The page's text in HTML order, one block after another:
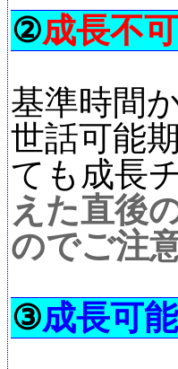
②成長不
基準時間
世話可能
ても成長
えた直後
のでご注
③成長可